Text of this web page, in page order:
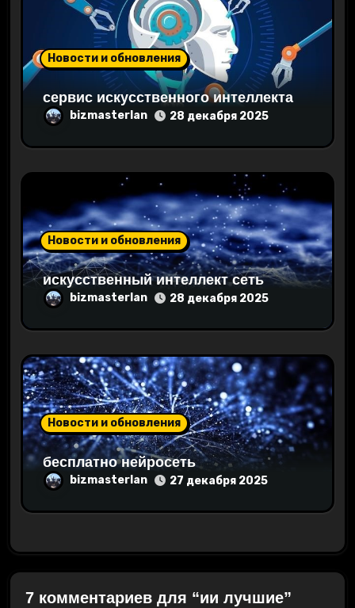
п
с
я
м
Новости и обновления
сервис искусственного интеллекта
bizmasterlan 28 декабря 2025
Новости и обновления
искусственный интеллект сеть
bizmasterlan 28 декабря 2025
Новости и обновления
бесплатно нейросеть
bizmasterlan 27 декабря 2025
7 комментариев для “ии лучшие”